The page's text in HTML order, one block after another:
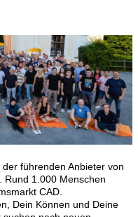
führenden Anbieter von
Rund 1.000 Menschen
CAD.
Dein Können und Deine